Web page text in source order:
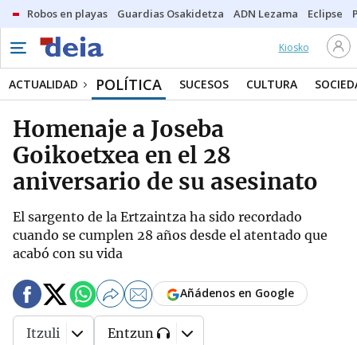
Robos en playas Guardias Osakidetza ADN Lezama Eclipse
Kiosko
ACTUALIDAD POLÍTICA SUCESOS CULTURA
Homenaje a Joseba
Goikoetxea en el 28
aniversario de su asesinato
El sargento de la Ertzaintza ha sido recordado
cuando se cumplen 28 años desde el atentado que
acabó con su vida
Añádenos en Google
Itzuli Entzun